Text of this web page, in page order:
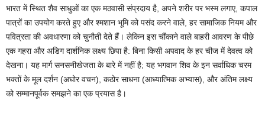
भारत में स्थित शैव साधुओं का एक मठवासी संप्रदाय है, अपने शरीर पर भस्म लगाए, कपाल
पात्रों का उपयोग करते हुए और श्मशान भूमि को पसंद करने वाले, हर सामाजिक नियम और
पवित्रता की अवधारणा को चुनौती देते हैं। लेकिन इस चौंकाने वाले बाहरी आवरण के पीछे
एक गहरा और अडिग दार्शनिक लक्ष्य छिपा है: बिना किसी अपवाद के हर चीज में देवत्व को
देखना। यह मार्ग सनसनीखेजता के बारे में नहीं है; यह भगवान शिव के इन सर्वाधिक चरम
भक्तों के मूल दर्शन (अघोर वचन), कठोर साधना (आध्यात्मिक अभ्यास), और अंतिम लक्ष्य
को सम्मानपूर्वक समझने का एक प्रयास है।